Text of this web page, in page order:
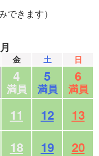
できます）
金 土 日
4
満員
5
満員
6
満員
11 12
13
18 19
20